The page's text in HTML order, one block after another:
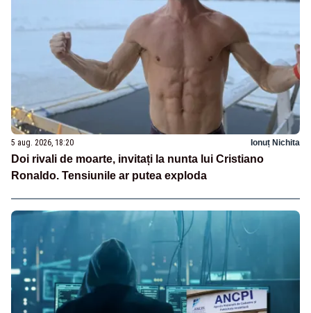
5 aug. 2026, 18:20 Ionuț Nichita
Doi rivali de moarte, invitați la nunta lui Cristiano
Ronaldo. Tensiunile ar putea exploda